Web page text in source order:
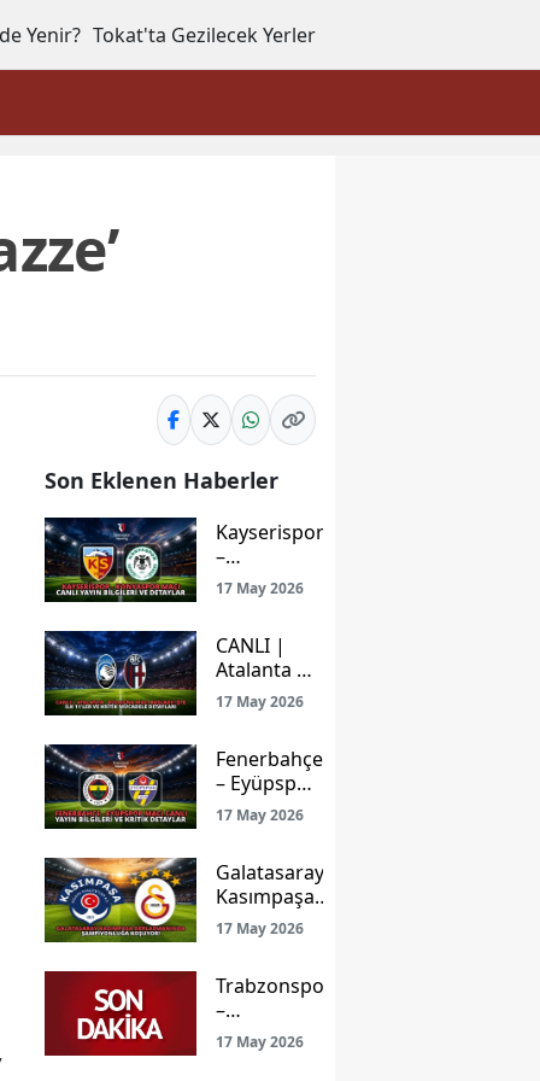
Yenir? Tokat'ta Gezilecek Yerler
Son Eklenen Haberler
Kayserispor
–
Konyaspor
Maçı Canlı
Bilgileri ve
Detaylar
17 May 2026
CANLI |
Atalanta –
Bologna
Maçı
İşte İlk
11’ler ve
Kritik
Detayları
17 May 2026
Fenerbahçe
– Eyüpspor
Maçı Canlı
Yayın
Kritik
Detaylar
17 May 2026
Galatasaray
Kasımpaşa
Deplasmanında
Şampiyonluğa
17 May 2026
Trabzonspor
–
Gençlerbirliği
Maçı: Ligde
17 May 2026